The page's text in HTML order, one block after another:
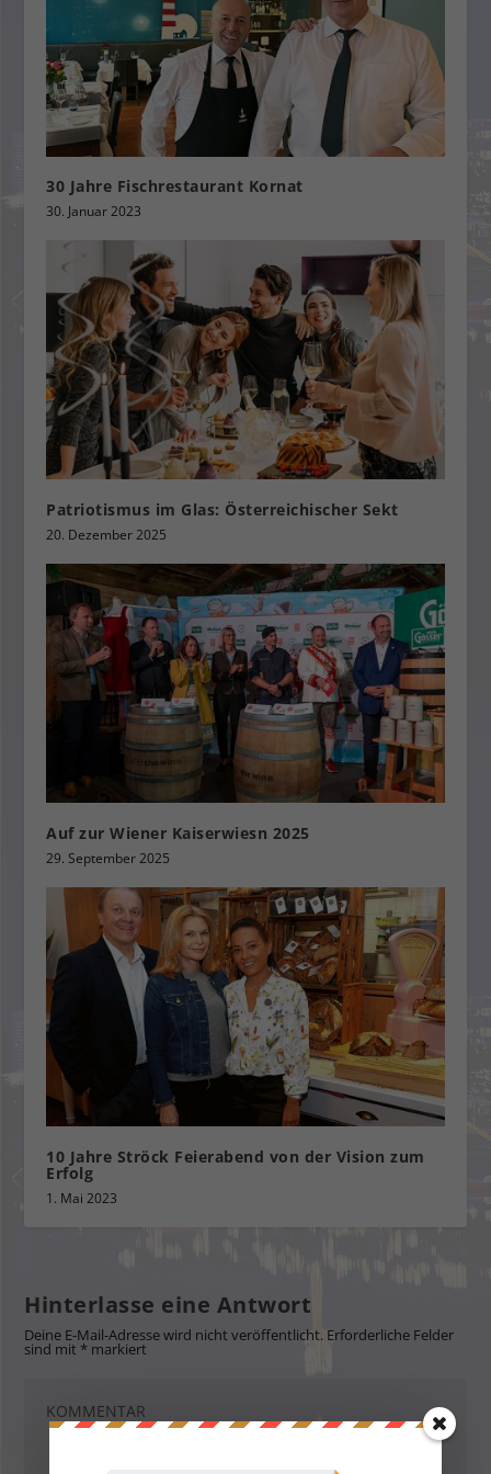
30 Jahre Fischrestaurant Kornat
30. Januar 2023
Patriotismus im Glas: Österreichischer Sekt
20. Dezember 2025
Auf zur Wiener Kaiserwiesn 2025
29. September 2025
10 Jahre Ströck Feierabend von der Vision zum
Erfolg
1. Mai 2023
Hinterlasse eine Antwort
Deine E-Mail-Adresse wird nicht veröffentlicht. Erforderliche Felder
sind mit* markiert